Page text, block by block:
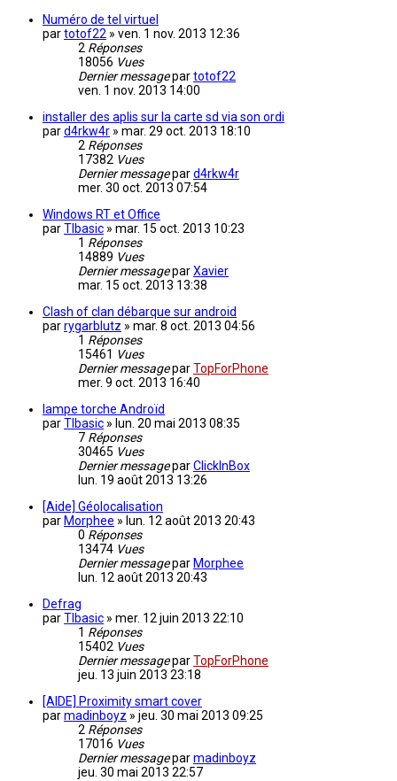
Numéro de tel virtuel
partotof22 » ven. 1 nov. 2013 12:36
2 Réponses
18056 Vues
Dernier messagepartotof22
ven. 1 nov. 2013 14:00
installer des aplis sur la carte sd via son ordi
pard4rkw4r » mar. 29 oct. 2013 18:10
2 Réponses
17382 Vues
Dernier messagepard4rkw4r
mer. 30 oct. 2013 07:54
Windows RT et Office
parTIbasic » mar. 15 oct. 2013 10:23
1 Réponses
14889 Vues
Dernier messageparXavier
mar. 15 oct. 2013 13:38
Clash of clan débarque sur android
parrygarblutz » mar. 8 oct. 2013 04:56
1 Réponses
15461 Vues
Dernier messageparTopForPhone
mer. 9 oct. 2013 16:40
lampe torche Androïd
parTIbasic » lun. 20 mai 2013 08:35
7 Réponses
30465 Vues
Dernier messageparClickInBox
lun. 19 août 2013 13:26
[Aide] Géolocalisation
par Morphee » lun. 12 août 2013 20:43
0 Réponses
13474 Vues
Dernier messagepar Morphee
lun. 12 août 2013 20:43
Defrag
parTIbasic » mer. 12 juin 2013 22:10
1 Réponses
15402 Vues
Dernier messageparTopForPhone
jeu. 13 juin 2013 23:18
[AIDE] Proximity smart cover
parmadinboyz » jeu. 30 mai 2013 09:25
2 Réponses
17016 Vues
Dernier messageparmadinboyz
jeu. 30 mai 2013 22:57